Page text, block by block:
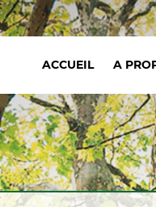
ACCUEIL A